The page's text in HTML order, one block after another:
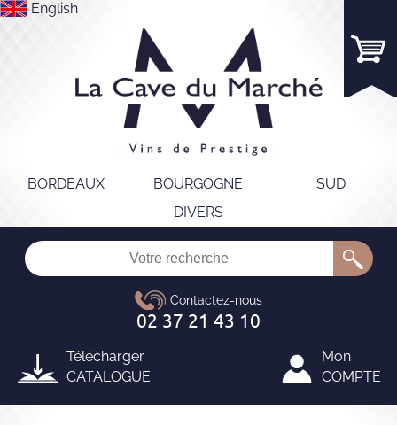
English
BORDEAUX BOURGOGNE
SUD
DIVERS
Télécharger
CATALOGUE
Mon
COMPTE